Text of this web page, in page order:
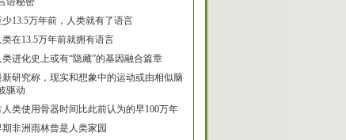
少13.5万年前，人类就有了语言
类在13.5万年前就拥有语言
类进化史上或有“隐藏”的基因融合篇章
新研究称，现实和想象中的运动或由相似脑
驱动
人类使用骨器时间比此前认为的早100万年
期非洲雨林曾是人类家园